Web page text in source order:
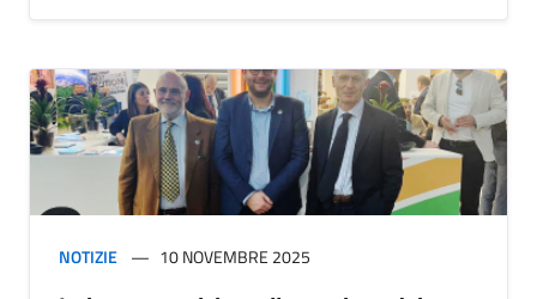
NOTIZIE 10 NOVEMBRE 2025